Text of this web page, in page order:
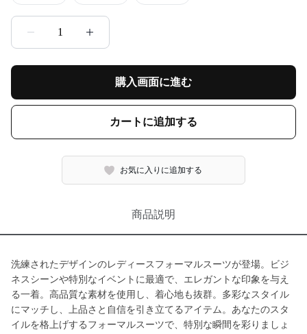
1
購入画面に進む
カートに追加する
お気に入りに追加する
商品説明
洗練されたデザインのレディースフォーマルスーツが登場。ビジ
ネスシーンや特別なイベントに最適で、エレガントな印象を与え
る一着。高品質な素材を使用し、着心地も抜群。多彩なスタイル
にマッチし、上品さと自信を引き立てるアイテム。あなたのスタ
イルを格上げするフォーマルスーツで、特別な瞬間を彩りましょ